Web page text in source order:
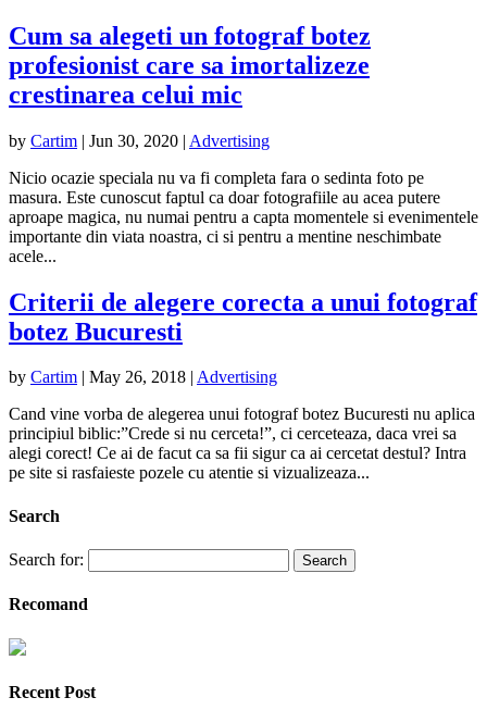
Cum sa alegeti un fotograf botez
profesionist care sa imortalizeze
crestinarea celui mic
by Cartim | Jun 30, 2020 | Advertising
Nicio ocazie speciala nu va fi completa fara o sedinta foto pe
masura. Este cunoscut faptul ca doar fotografiile au acea putere
aproape magica, nu numai pentru a capta momentele si evenimentele
importante din viata noastra, ci si pentru a mentine neschimbate
acele...
Criterii de alegere corecta a unui fotograf
botez Bucuresti
by Cartim | May 26, 2018 | Advertising
Cand vine vorba de alegerea unui fotograf botez Bucuresti nu aplica
principiul biblic:”Crede si nu cerceta!”, ci cerceteaza, daca vrei sa
alegi corect! Ce ai de facut ca sa fii sigur ca ai cercetat destul? Intra
pe site si rasfaieste pozele cu atentie si vizualizeaza...
Search
Search for:
Recomand
Recent Post